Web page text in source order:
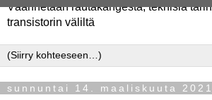
Väännetään rautakangesta, teknisiä
transistorin väliltä
sunnuntai 14. maaliskuuta 2021